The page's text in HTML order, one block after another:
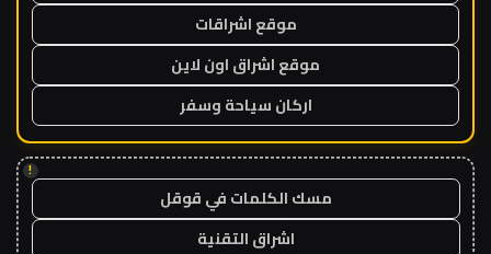
موقع اشراقات
موقع اشراق اون لاين
اركان سياحة وسفر
!
مسك الكلمات في قوقل
اشراق التقنية